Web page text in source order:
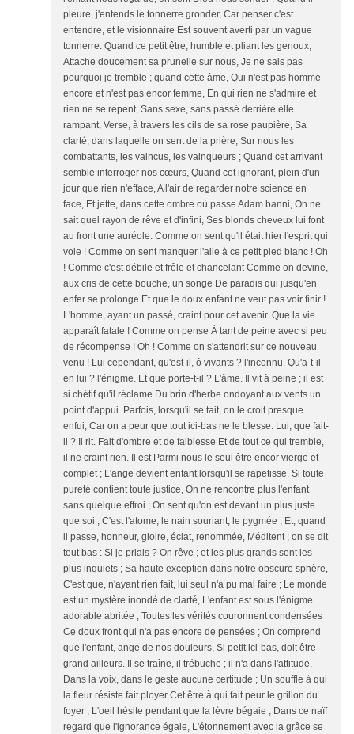
pleure, j'entends le tonnerre gronder, Car penser c'est
entendre, et le visionnaire Est souvent averti par un vague
tonnerre. Quand ce petit être, humble et pliant les genoux,
Attache doucement sa prunelle sur nous, Je ne sais pas
pourquoi je tremble ; quand cette âme, Qui n'est pas homme
encore et n'est pas encor femme, En qui rien ne s'admire et
rien ne se repent, Sans sexe, sans passé derrière elle
rampant, Verse, à travers les cils de sa rose paupière, Sa
clarté, dans laquelle on sent de la prière, Sur nous les
combattants, les vaincus, les vainqueurs ; Quand cet arrivant
semble interroger nos cœurs, Quand cet ignorant, plein d'un
jour que rien n'efface, A l'air de regarder notre science en
face, Et jette, dans cette ombre où passe Adam banni, On ne
sait quel rayon de rêve et d'infini, Ses blonds cheveux lui font
au front une auréole. Comme on sent qu'il était hier l'esprit qui
vole ! Comme on sent manquer l'aile à ce petit pied blanc ! Oh
! Comme c'est débile et frêle et chancelant Comme on devine,
aux cris de cette bouche, un songe De paradis qui jusqu'en
enfer se prolonge Et que le doux enfant ne veut pas voir finir !
L'homme, ayant un passé, craint pour cet avenir. Que la vie
apparaît fatale ! Comme on pense À tant de peine avec si peu
de récompense ! Oh ! Comme on s'attendrit sur ce nouveau
venu ! Lui cependant, qu'est-il, ô vivants ? l'inconnu. Qu'a-t-il
en lui ? l'énigme. Et que porte-t-il ? L'âme. Il vit à peine ; il est
si chétif qu'il réclame Du brin d'herbe ondoyant aux vents un
point d'appui. Parfois, lorsqu'il se tait, on le croit presque
enfui, Car on a peur que tout ici-bas ne le blesse. Lui, que fait-
il ? Il rit. Fait d'ombre et de faiblesse Et de tout ce qui tremble,
il ne craint rien. Il est Parmi nous le seul être encor vierge et
complet ; L'ange devient enfant lorsqu'il se rapetisse. Si toute
pureté contient toute justice, On ne rencontre plus l'enfant
sans quelque effroi ; On sent qu'on est devant un plus juste
que soi ; C'est l'atome, le nain souriant, le pygmée ; Et, quand
il passe, honneur, gloire, éclat, renommée, Méditent ; on se dit
tout bas : Si je priais ? On rêve ; et les plus grands sont les
plus inquiets ; Sa haute exception dans notre obscure sphère,
C'est que, n'ayant rien fait, lui seul n'a pu mal faire ; Le monde
est un mystère inondé de clarté, L'enfant est sous l'énigme
adorable abritée ; Toutes les vérités couronnent condensées
Ce doux front qui n'a pas encore de pensées ; On comprend
que l'enfant, ange de nos douleurs, Si petit ici-bas, doit être
grand ailleurs. Il se traîne, il trébuche ; il n'a dans l'attitude,
Dans la voix, dans le geste aucune certitude ; Un souffle à qui
la fleur résiste fait ployer Cet être à qui fait peur le grillon du
foyer ; L'oeil hésite pendant que la lèvre bégaie ; Dans ce naïf
regard que l'ignorance égaie, L'étonnement avec la grâce se